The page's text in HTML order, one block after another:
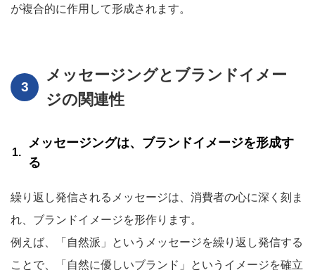
が複合的に作用して形成されます。
メッセージングとブランドイメー
ジの関連性
メッセージングは、ブランドイメージを形成す
る
繰り返し発信されるメッセージは、消費者の心に深く刻ま
れ、ブランドイメージを形作ります。
例えば、「自然派」というメッセージを繰り返し発信する
ことで、「自然に優しいブランド」というイメージを確立